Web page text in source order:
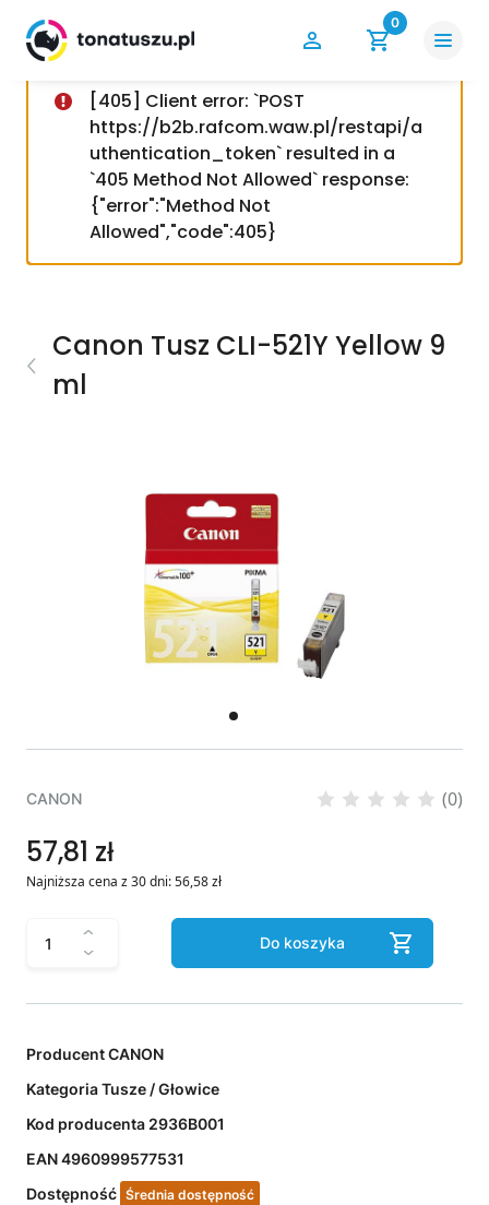
0
[405] Client error: `POST
https://b2b.rafcom.waw.pl/restapi/a
uthentication_token` resulted in a
`405 Method Not Allowed` response:
{"error":"Method Not
Allowed","code":405}
Canon Tusz CLI-521Y Yellow 9
ml
CANON (0)
57,81 zł
Najniższa cena z 30 dni:56,58zł
ProducentCANON
KategoriaTusze / Głowice
Kod producenta 2936B001
EAN4960999577531
Dostępność Średnia dostępność
Do koszyka